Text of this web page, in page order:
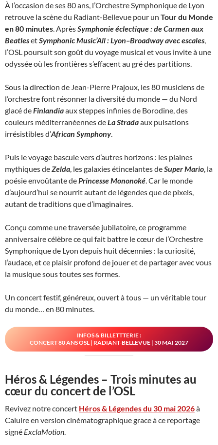
À l’occasion de ses 80 ans, l’Orchestre Symphonique de Lyon
retrouve la scène du Radiant-Bellevue pour un Tour du Monde
en 80 minutes. AprèsSymphonie éclectique : de Carmen aux
BeatlesetSymphonic Music’All : Lyon–Broadway avec escales,
l’OSL poursuit son goût du voyage musical et vous invite à une
odyssée où les frontières s’effacent au gré des partitions.
Sous la direction de Jean-Pierre Prajoux, les 80 musiciens de
l’orchestre font résonner la diversité du monde — du Nord
glacé deFinlandiaaux steppes infinies de Borodine, des
couleurs méditerranéennes deLa Stradaaux pulsations
irrésistibles d’African Symphony.
Puis le voyage bascule vers d’autres horizons : les plaines
mythiques deZelda, les galaxies étincelantes deSuper Mario, la
poésie envoûtante dePrincesse Mononoké. Car le monde
d’aujourd’hui se nourrit autant de légendes que de pixels,
autant de traditions que d’imaginaires.
Conçu comme une traversée jubilatoire, ce programme
anniversaire célèbre ce qui fait battre le cœur de l’Orchestre
Symphonique de Lyon depuis huit décennies : la curiosité,
l’audace, et ce plaisir profond de jouer et de partager avec vous
la musique sous toutes ses formes.
Un concert festif, généreux, ouvert à tous — un véritable tour
du monde… en 80 minutes.
INFOS & BILLETTTERIE :
CONCERT 80 ANS OSL | RADIANT-BELLEVUE | 30 MAI 2027
Héros & Légendes – Trois minutes au
cœur du concert de l’OSL
Revivez notre concert Héros & Légendes du 30 mai 2026à
Caluire en version cinématographique grace à ce reportage
signé ExclaMotion.